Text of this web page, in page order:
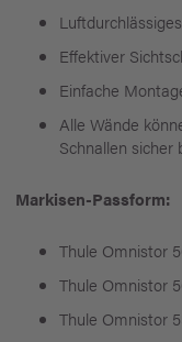
Effektiver
Einfache
Alle Wände
Schnallen sicher
Markisen-Passform:
Thule Omnistor
Thule Omnistor
Thule Omnistor